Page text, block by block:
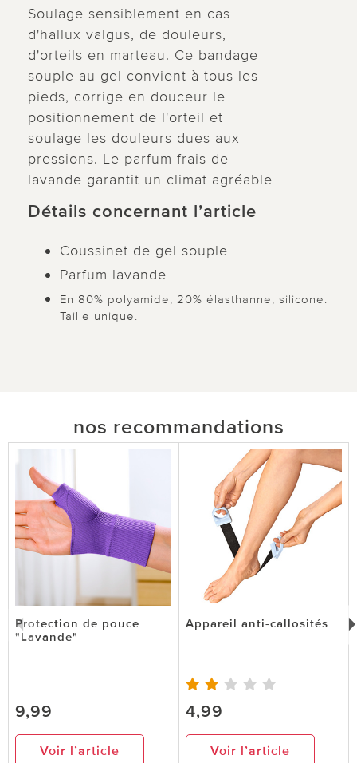
Soulage sensiblement en cas
d'hallux valgus, de douleurs,
d'orteils en marteau. Ce bandage
souple au gel convient à tous les
pieds, corrige en douceur le
positionnement de l'orteil et
soulage les douleurs dues aux
pressions. Le parfum frais de
lavande garantit un climat agréable
Détails concernant l’article
Coussinet de gel souple
Parfum lavande
En 80% polyamide, 20% élasthanne, silicone.
Taille unique.
nos recommandations
Protection de pouce
"Lavande"
9,99
Voir l’article
Appareil anti-callosités
4,99
Voir l’article